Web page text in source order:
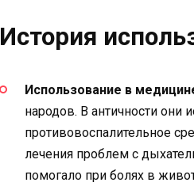
История
Использование в
народов. В античности они
противовоспалительное
лечения проблем с
помогало при болях в